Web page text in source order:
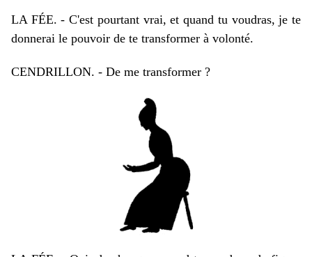
LA FÉE. - C'est pourtant vrai, et quand tu voudras, je te
donnerai le pouvoir de te transformer à volonté.
CENDRILLON. - De me transformer ?